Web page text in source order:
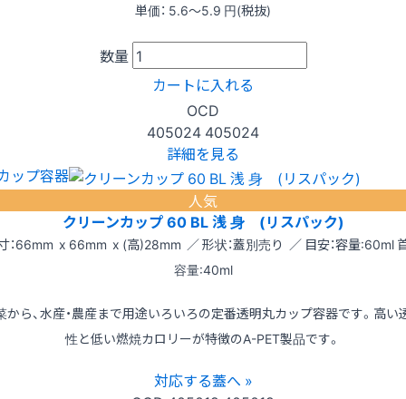
単価： 5.6〜5.9 円(税抜)
数量
カートに入れる
OCD
405024 405024
詳細を見る
ップ容器
人気
クリーンカップ 60 BL 浅 身 (リスパック)
：66mm x 66mm x (高)28mm ／ 形状：蓋別売り ／ 目安：容量:60ml
容量:40ml
から、水産・農産まで用途いろいろの定番透明丸カップ容器です。高い
性と低い燃焼カロリーが特徴のA-PET製品です。
対応する蓋へ »